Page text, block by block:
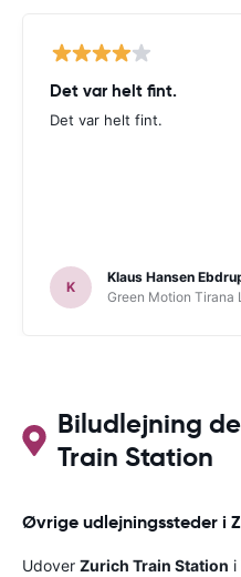
Det var helt fint.
Det var helt fint.
K
Klaus Hansen
Green Motion Tirana
Biludlejning
Train Station
Øvrige udlejningssteder i
Udover Zurich Train Station i